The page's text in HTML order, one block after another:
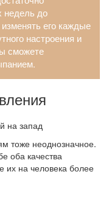
недель до
его каждые
настроения и
сможете
тоже неоднозначное.
оба качества
их на человека более